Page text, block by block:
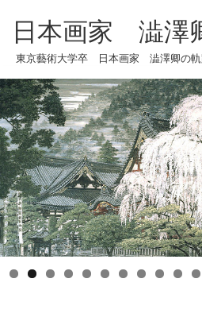
日本画家 澁澤
東京藝術大学卒 日本画家 澁澤卿の